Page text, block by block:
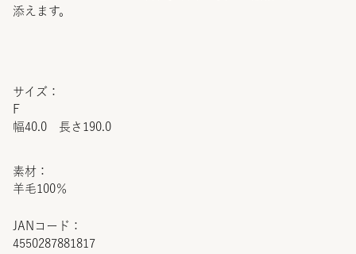
JANコード：
4550287881817
添えます。
サイズ：
F
幅40.0 長さ190.0
素材：
羊毛100％